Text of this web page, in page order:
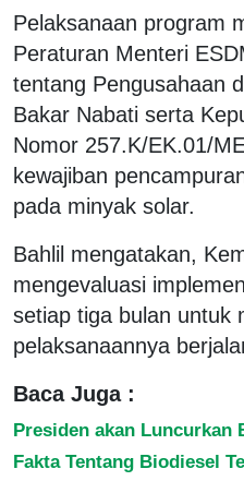
Pelaksanaan program
Peraturan Menteri
tentang Pengusahaan
Bakar Nabati serta
Nomor 257.K/EK.01/
kewajiban
pada minyak solar.
Bahlil mengatakan,
mengevaluasi
setiap tiga bulan untuk
pelaksanaannya
Baca Juga :
Presiden akan Luncurkan
Fakta Tentang Biodiesel